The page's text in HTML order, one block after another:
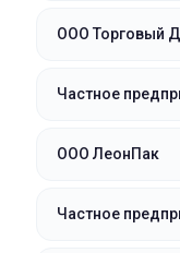
ООО Торговый
Частное
ООО ЛеонПак
Частное